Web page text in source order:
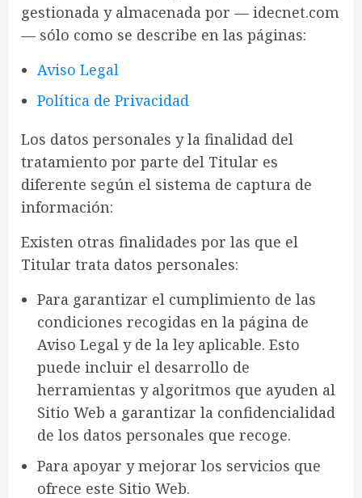
gestionada y almacenada por — idecnet.com
— sólo como se describe en las páginas:
Aviso Legal
Política de Privacidad
Los datos personales y la finalidad del
tratamiento por parte del Titular es
diferente según el sistema de captura de
información:
Existen otras finalidades por las que el
Titular trata datos personales:
Para garantizar el cumplimiento de las
condiciones recogidas en la página de
Aviso Legal y de la ley aplicable. Esto
puede incluir el desarrollo de
herramientas y algoritmos que ayuden al
Sitio Web a garantizar la confidencialidad
de los datos personales que recoge.
Para apoyar y mejorar los servicios que
ofrece este Sitio Web.